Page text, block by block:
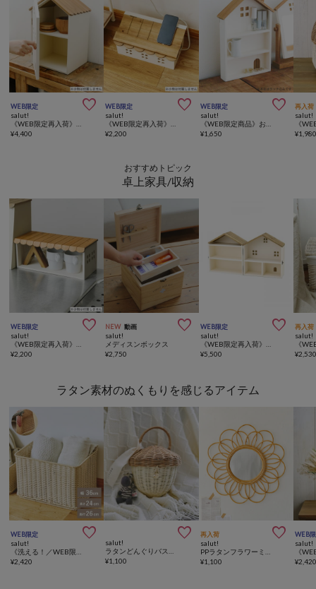
WEB限定 
salut!
¥4,400
WEB限定 
salut!
¥2,200
WEB限定 
salut!
¥1,650
再入荷
salut!
¥
おすすめトピック
卓上家具/収納
WEB限定 
salut!
¥2,200
NEW 動画 
salut!
メディスンボックス
¥2,750
WEB限定 
salut!
¥5,500
再入荷
salut!
¥
ラタン素材のぬくもりを感じるアイテム
WEB限定 
salut!
¥2,420

salut!
¥1,100
再入荷 
salut!
¥1,100
WEB
salut!
¥